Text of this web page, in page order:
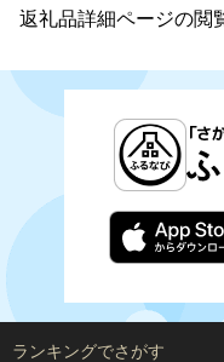
返礼品詳細ページの閲
ランキングでさがす